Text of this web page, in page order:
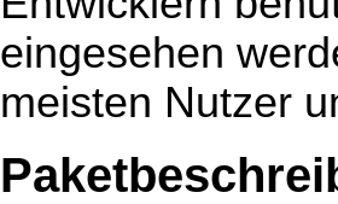
eingesehen
meisten Nutzer